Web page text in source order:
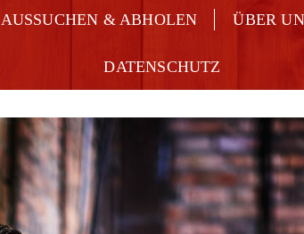
AUSSUCHEN & ABHOLEN ÜBER
DATENSCHUTZ